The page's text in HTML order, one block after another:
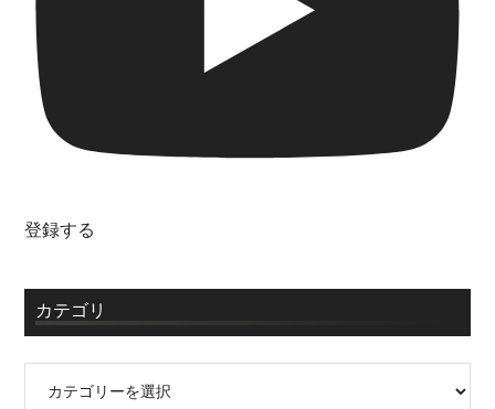
登録する
カテゴリ